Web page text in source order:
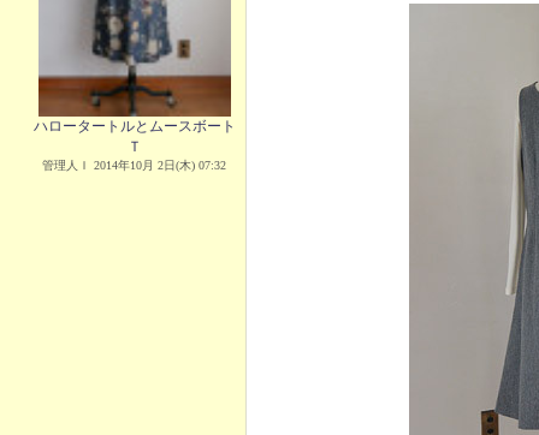
ハロータートルとムースボート
Ｔ
管理人Ｉ 2014年10月 2日(木) 07:32